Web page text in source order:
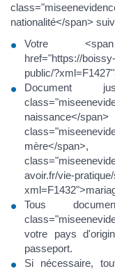
nationalité</span>
Votre <span
href="https://
public/
Document
mère</
avoir.fr/vie-
Tous
votre pays
passeport.
Si nécessaire,